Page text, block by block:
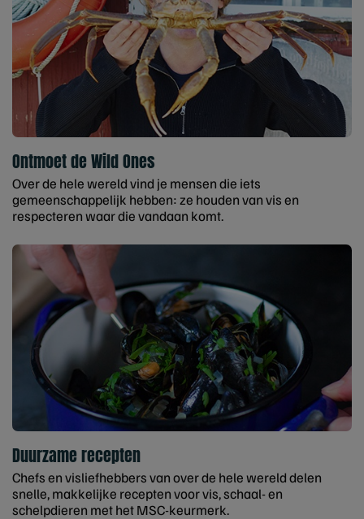
Ontmoet de Wild Ones
Over de hele wereld vind je mensen die iets
gemeenschappelijk hebben: ze houden van vis en
respecteren waar die vandaan komt.
Duurzame recepten
Chefs en visliefhebbers van over de hele wereld delen
snelle, makkelijke recepten voor vis, schaal- en
schelpdieren met het MSC-keurmerk.